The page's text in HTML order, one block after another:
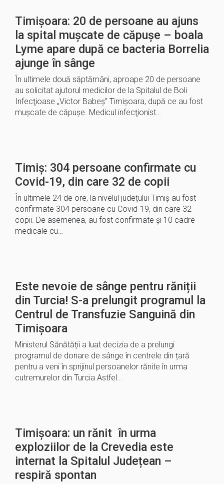
Timișoara: 20 de persoane au ajuns
la spital mușcate de căpușe – boala
Lyme apare după ce bacteria Borrelia
ajunge în sânge
În ultimele două săptămâni, aproape 20 de persoane
au solicitat ajutorul medicilor de la Spitalul de Boli
Infecţioase „Victor Babeş” Timişoara, după ce au fost
muşcate de căpuşe. Medicul infecţionist…
Timiș: 304 persoane confirmate cu
Covid-19, din care 32 de copii
În ultimele 24 de ore, la nivelul județului Timiș au fost
confirmate 304 persoane cu Covid-19, din care 32
copii. De asemenea, au fost confirmate și 10 cadre
medicale cu…
Este nevoie de sânge pentru răniții
din Turcia! S-a prelungit programul la
Centrul de Transfuzie Sanguină din
Timișoara
Ministerul Sănătății a luat decizia de a prelungi
programul de donare de sânge în centrele din țară
pentru a veni în sprijinul persoanelor rănite în urma
cutremurelor din Turcia Astfel…
Timișoara: un rănit în urma
exploziilor de la Crevedia este
internat la Spitalul Județean –
respiră spontan